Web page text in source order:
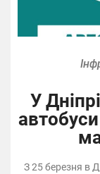
У
З 25 березня в